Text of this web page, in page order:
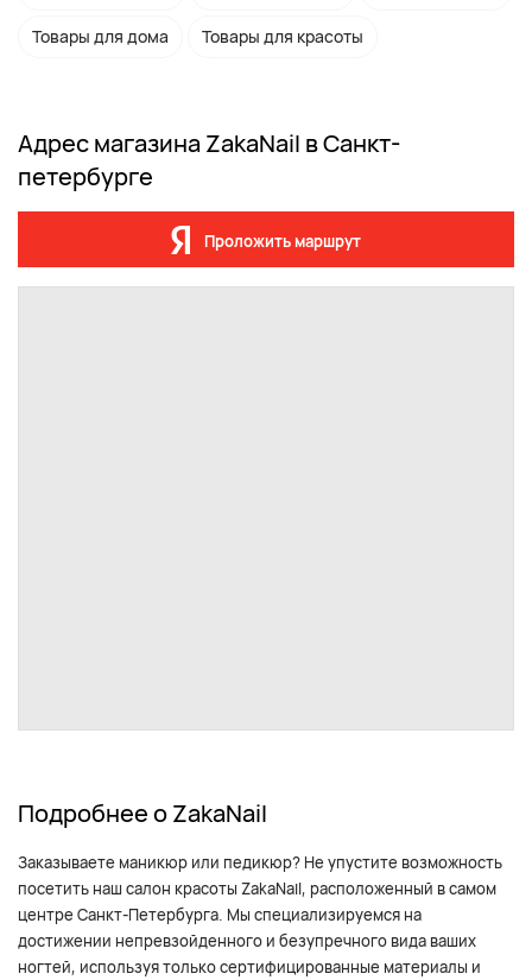
Товары для дома Товары для красоты
Адрес магазина ZakaNail в Санкт-
петербурге
Проложить маршрут
Подробнее о ZakaNail
Заказываете маникюр или педикюр? Не упустите возможность
посетить наш салон красоты ZakaNail, расположенный в самом
центре Санкт-Петербурга. Мы специализируемся на
достижении непревзойденного и безупречного вида ваших
ногтей, используя только сертифицированные материалы и